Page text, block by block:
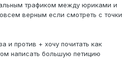
трафиком между юриками и
верным если смотреть с точки
и против + хочу почитать как
написать большую петицию